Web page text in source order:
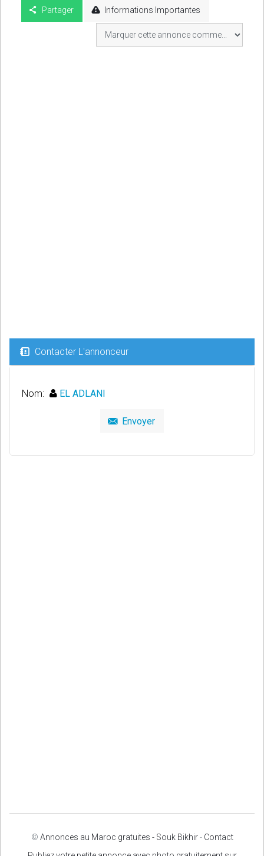
Partager Informations Importantes
Contacter L'annonceur
Nom: EL ADLANI
Envoyer
© Annonces au Maroc gratuites - Souk Bikhir- Contact